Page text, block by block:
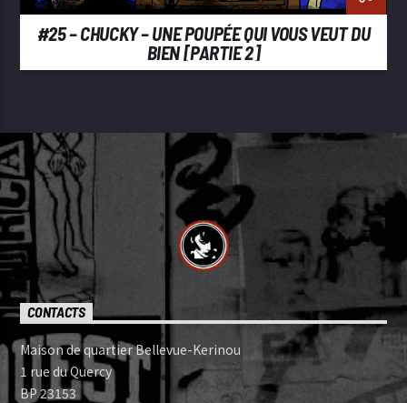
#25 – CHUCKY – UNE POUPÉE QUI VOUS VEUT DU
BIEN [PARTIE 2]
CONTACTS
Maison de quartier Bellevue-Kerinou
1 rue du Quercy
BP 23153